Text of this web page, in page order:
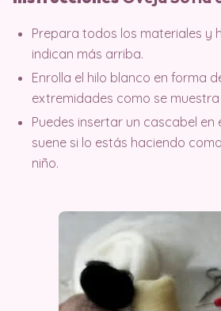
Prepara todos los materiales y
indican más arriba.
Enrolla el hilo blanco en forma
extremidades como se muestra
Puedes insertar un cascabel
suene si lo estás haciendo
niño.